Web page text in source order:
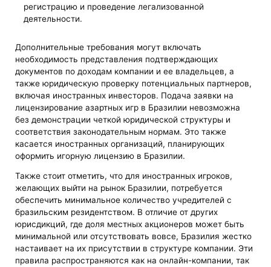
регистрацию и проведение легализованной
деятельности.
Дополнительные требования могут включать
необходимость представления подтверждающих
документов по доходам компании и ее владельцев, а
также юридическую проверку потенциальных партнеров,
включая иностранных инвесторов. Подача заявки на
лицензирование азартных игр в Бразилии невозможна
без демонстрации четкой юридической структуры и
соответствия законодательным нормам. Это также
касается иностранных организаций, планирующих
оформить игорную лицензию в Бразилии.
Также стоит отметить, что для иностранных игроков,
желающих выйти на рынок Бразилии, потребуется
обеспечить минимальное количество учредителей с
бразильским резидентством. В отличие от других
юрисдикций, где доля местных акционеров может быть
минимальной или отсутствовать вовсе, Бразилия жестко
настаивает на их присутствии в структуре компании. Эти
правила распространяются как на онлайн-компании, так